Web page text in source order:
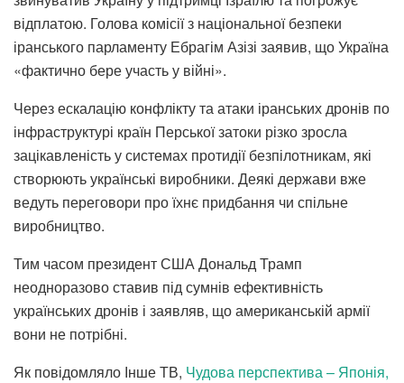
відплатою. Голова комісії з національної безпеки
іранського парламенту Ебрагім Азізі заявив, що Україна
«фактично бере участь у війні».
Через ескалацію конфлікту та атаки іранських дронів по
інфраструктурі країн Перської затоки різко зросла
зацікавленість у системах протидії безпілотникам, які
створюють українські виробники. Деякі держави вже
ведуть переговори про їхнє придбання чи спільне
виробництво.
Тим часом президент США Дональд Трамп
неодноразово ставив під сумнів ефективність
українських дронів і заявляв, що американській армії
вони не потрібні.
Як повідомляло Інше ТВ, Чудова перспектива – Японія,